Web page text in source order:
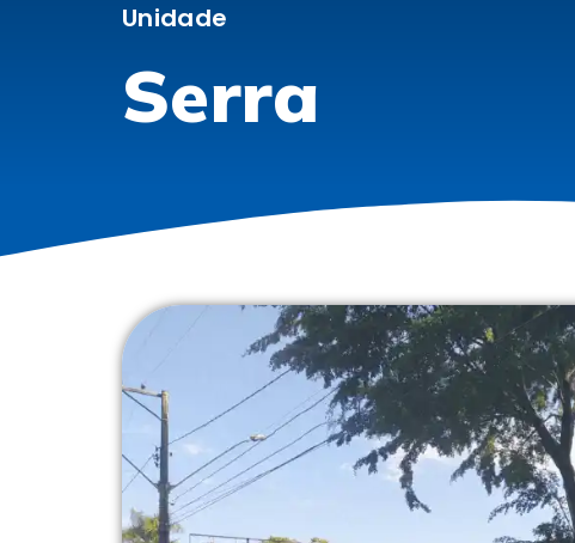
Unidade
Serra